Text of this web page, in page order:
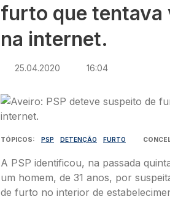
furto que tentava
na internet.
25.04.2020 16:04
Imagem
TÓPICOS PSP DETENÇÃO FURTO
A PSP identificou, na passada
um homem, de 31 anos, por
de furto no interior de